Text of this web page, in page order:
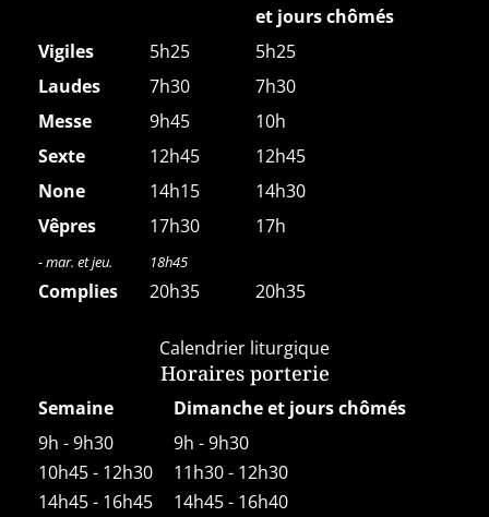
et jours chômés
Vigiles
5h25
5h25
Laudes
7h30
7h30
Messe
9h45
10h
Sexte
12h45
12h45
None
14h15
14h30
Vêpres
17h30 17h
- mar. et jeu. 18h45
Complies 20h35 20h35
Calendrier liturgique
Horaires porterie
Semaine
Dimanche et jours chômés
9h - 9h30
9h - 9h30
10h45 - 12h30
11h30 - 12h30
14h45 - 16h45
14h45 - 16h40